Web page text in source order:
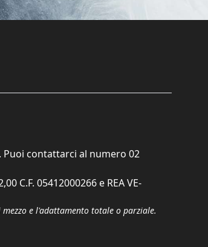
Puoi contattarci al numero 02
C.F. 05412000266 e REA VE-
e l'adattamento totale o parziale.